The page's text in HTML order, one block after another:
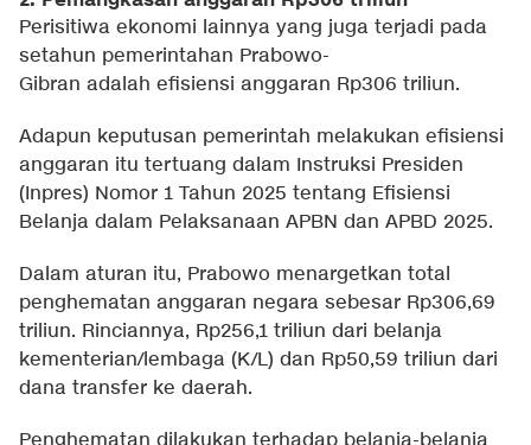
Perisitiwa ekonomi lainnya yang juga terjadi pada
setahun pemerintahan Prabowo-
Gibran adalah efisiensi anggaran Rp306 triliun.
Adapun keputusan pemerintah melakukan efisiensi
anggaran itu tertuang dalam Instruksi Presiden
(Inpres) Nomor 1 Tahun 2025 tentang Efisiensi
Belanja dalam Pelaksanaan APBN dan APBD 2025.
Dalam aturan itu, Prabowo menargetkan total
penghematan anggaran negara sebesar Rp306,69
triliun. Rinciannya, Rp256,1 triliun dari belanja
kementerian/lembaga (K/L) dan Rp50,59 triliun dari
dana transfer ke daerah.